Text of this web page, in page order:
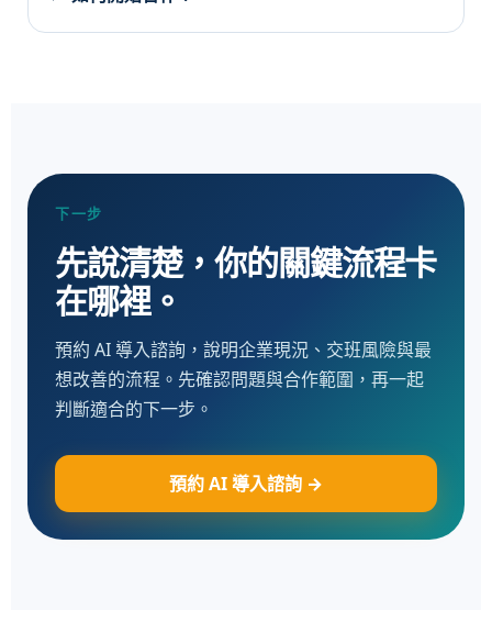
下一步
先說清楚，你的關鍵流程卡
在哪裡。
預約 AI 導入諮詢，說明企業現況、交班風險與最
想改善的流程。先確認問題與合作範圍，再一起
判斷適合的下一步。
預約 AI 導入諮詢 →